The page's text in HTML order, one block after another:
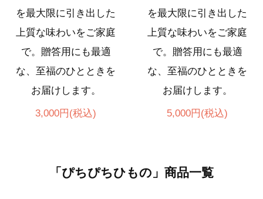
を最大限に引き出した
上質な味わいをご家庭
で。贈答用にも最適
な、至福のひとときを
お届けします。
3,000円(税込)
を最大限に引き出した
上質な味わいをご家庭
で。贈答用にも最適
な、至福のひとときを
お届けします。
5,000円(税込)
「ぴちぴちひもの」商品一覧